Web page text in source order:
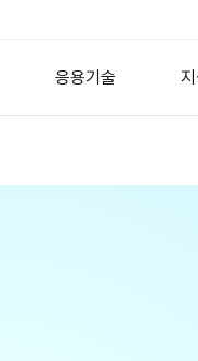
응용기술